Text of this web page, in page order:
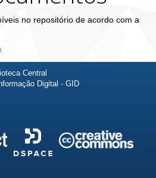
no repositório de acordo com a
Central
Digital - GID